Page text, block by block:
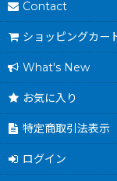
Contact
ショッピングカー
What's New
お気に入り
特定商取引法表示
ログイン